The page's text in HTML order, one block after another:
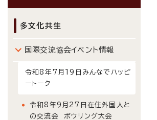
多文化共生
国際交流協会イベント情報
令和8年7月19日みんなでハッピ
ートーク
令和8年9月27日在住外国人と
の交流会 ボウリング大会